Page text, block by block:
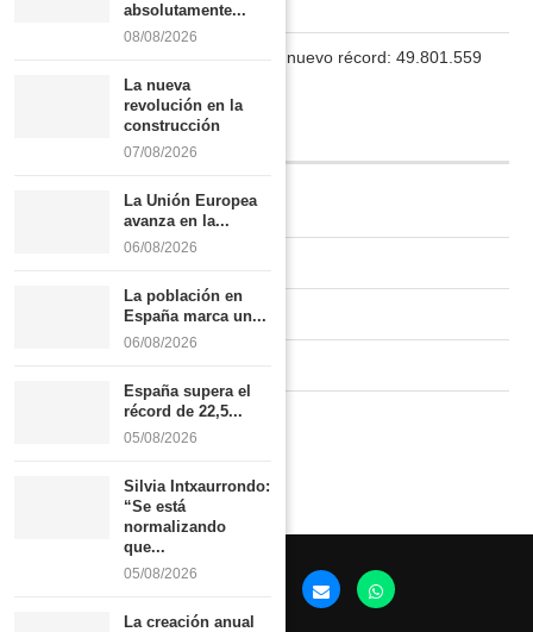
La población en España marca un nuevo récord: 49.801.559
Quiénes somos
Política de privacidad
absolutamente...
08/08/2026
La nueva
revolución en la
construcción
07/08/2026
La Unión Europea
avanza en la...
06/08/2026
La población en
España marca un...
06/08/2026
España supera el
récord de 22,5...
05/08/2026
Silvia Intxaurrondo:
“Se está
normalizando
que...
05/08/2026
La creación anual